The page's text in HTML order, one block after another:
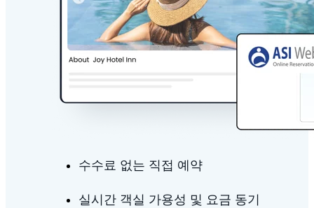
수수료 없는 직접 예약
실시간 객실 가용성 및 요금 동기